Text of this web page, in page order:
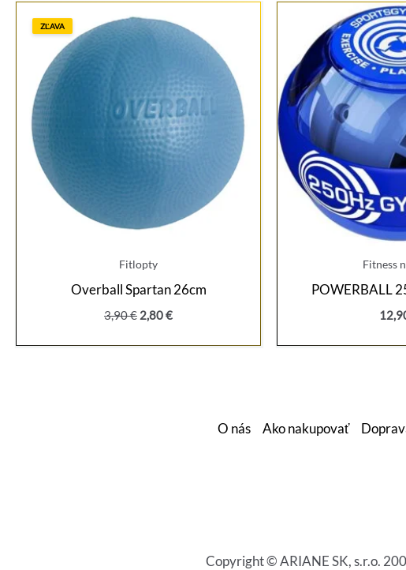
ZĽAVA
Fitlopty
Overball Spartan 26cm
3,90€ Pôvodná
bola:
2,80€Aktuálna
je:
Fitness
POWERBALL
O nás Ako nakupovať
Copyright © ARIANE SK, s.r.o.